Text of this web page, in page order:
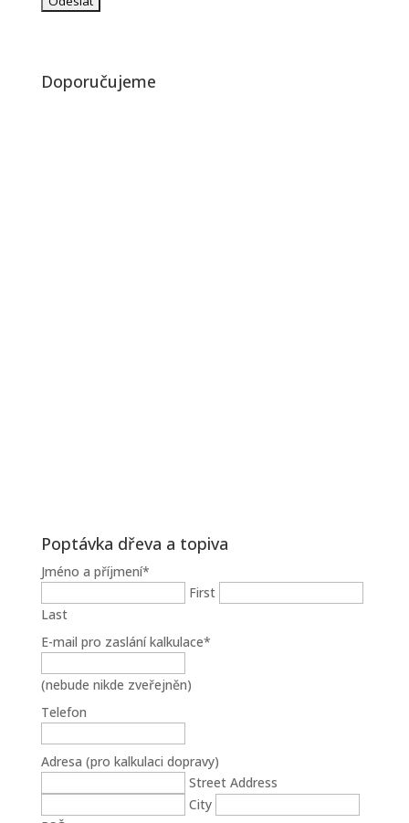
Doporučujeme
Poptávka dřeva a topiva
Jméno a příjmení*
First
Last
E-mail pro zaslání kalkulace*
(nebude nikde zveřejněn)
Telefon
Adresa (pro kalkulaci dopravy)
Street Address
City